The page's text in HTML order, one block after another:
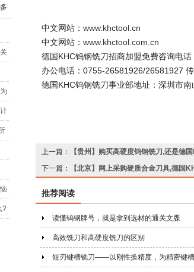
中文网站： www.khctool.cn
中文网站： www.khctool.com.cn
德国KHC钨钢铣刀招商加盟免费咨询电话
办公电话： 0755-26581926/26581927
德国KHC钨钢铣刀事业部地址：深圳市
上一篇：
【贵州】购买高硬度钨钢铣刀,还是德
下一篇：
【北京】网上采购硬质合金刀具,德国
推荐阅读
读懂钨钢牌号，就是拿到选材的通关文牒
高效铣刀和高硬度铣刀的区别
短刃键槽铣刀——以刚性换精度，为精密键
?